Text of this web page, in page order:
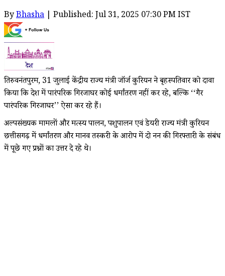
ByBhasha | Published: Jul 31, 2025 07:30 PM IST
तिरुवनंतपुरम, 31 जुलाई केंद्रीय राज्य मंत्री जॉर्ज कुरियन ने बृहस्पतिवार को दावा
किया कि देश में पारंपरिक गिरजाघर कोई धर्मांतरण नहीं कर रहे, बल्कि ‘‘गैर
पारंपरिक गिरजाघर’’ ऐसा कर रहे हैं।
अल्पसंख्यक मामलों और मत्स्य पालन, पशुपालन एवं डेयरी राज्य मंत्री कुरियन
छत्तीसगढ़ में धर्मांतरण और मानव तस्करी के आरोप में दो नन की गिरफ्तारी के संबंध
में पूछे गए प्रश्नों का उत्तर दे रहे थे।